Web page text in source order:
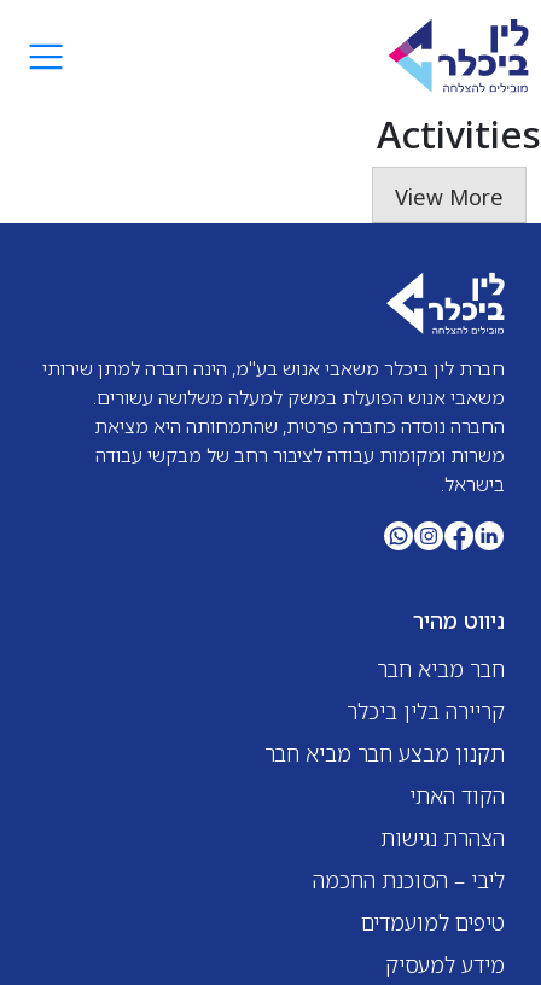
Activities
View More
חברת לין ביכלר משאבי אנוש בע"מ, הינה חברה למתן שירותי
משאבי אנוש הפועלת במשק למעלה משלושה עשורים.
החברה נוסדה כחברה פרטית, שהתמחותה היא מציאת
משרות ומקומות עבודה לציבור רחב של מבקשי עבודה
בישראל.
ניווט מהיר
חבר מביא חבר
קריירה בלין ביכלר
תקנון מבצע חבר מביא חבר
הקוד האתי
הצהרת נגישות
ליבי – הסוכנת החכמה
טיפים למועמדים
מידע למעסיק